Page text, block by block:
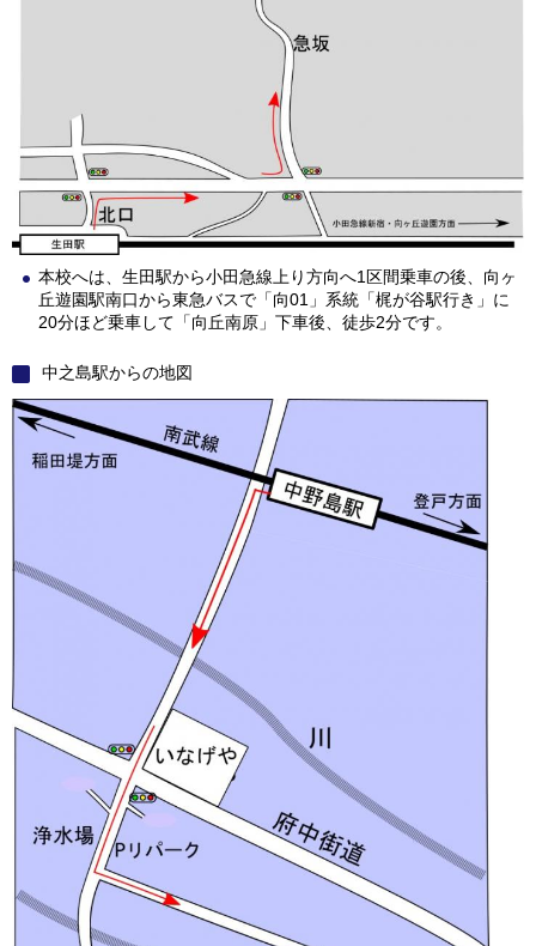
本校へは、生田駅から小田急線上り方向へ1区間乗車の後、向ヶ
丘遊園駅南口から東急バスで「向01」系統「梶が谷駅行き」に
20分ほど乗車して「向丘南原」下車後、徒歩2分です。
中之島駅からの地図